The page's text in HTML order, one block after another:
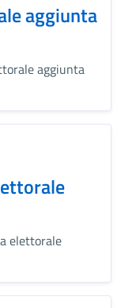
aggiunta
aggiunta
elettorale